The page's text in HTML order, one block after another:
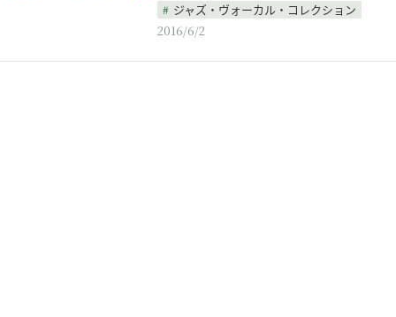
ジャズ・ヴォーカル・コレクション
2016/6/2